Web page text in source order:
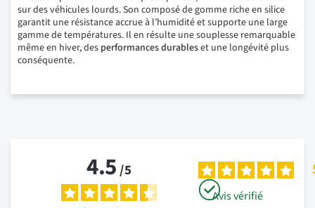
sur des véhicules lourds. Son composé de gomme riche en silice
garantit une résistance accrue à l’humidité et supporte une large
gamme de températures. Il en résulte une souplesse remarquable
même en hiver, des performances durableset une longévité plus
conséquente.
4.5/5
Avis vérifié